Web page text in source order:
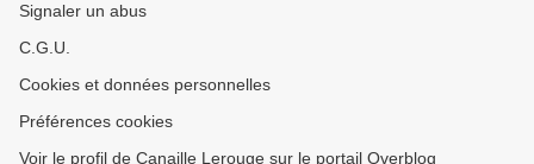
Signaler un abus
C.G.U.
Cookies et données personnelles
Préférences cookies
Voir le profil de Canaille Lerouge sur le portail Overblog